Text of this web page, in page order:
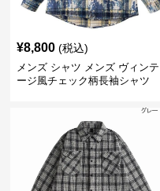
¥8,800 (税込)
メンズ シャツ メンズ ヴィンテ
ージ風チェック柄長袖シャツ